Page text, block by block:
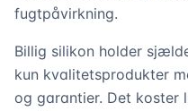
fugtpåvirkning.
Billig silikon holder
kun kvalitetsprodukter
og garantier. Det koster